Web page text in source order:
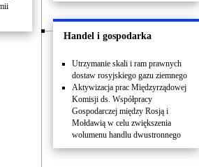
Handel i gospodarka
Utrzymanie skali i ram prawnych
dostaw rosyjskiego gazu ziemnego
Aktywizacja prac Międzyrządowej
Komisji ds. Współpracy
Gospodarczej między Rosją i
Mołdawią w celu zwiększenia
wolumenu handlu dwustronnego